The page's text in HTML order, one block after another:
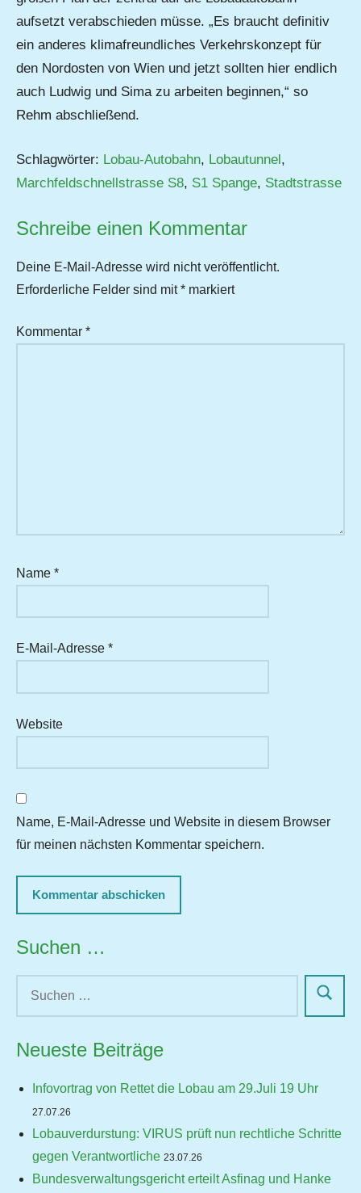
aufsetzt verabschieden müsse. „Es braucht definitiv
ein anderes klimafreundliches Verkehrskonzept für
den Nordosten von Wien und jetzt sollten hier endlich
auch Ludwig und Sima zu arbeiten beginnen,“ so
Rehm abschließend.
Schlagwörter: Lobau-Autobahn, Lobautunnel,
Marchfeldschnellstrasse S8, S1 Spange, Stadtstrasse
Schreibe einen Kommentar
Deine E-Mail-Adresse wird nicht veröffentlicht.
Erforderliche Felder sind mit* markiert
Kommentar *
Name *
E-Mail-Adresse *
Website
Name, E-Mail-Adresse und Website in diesem Browser
für meinen nächsten Kommentar speichern.
Suchen …
Neueste Beiträge
Infovortrag von Rettet die Lobau am 29.Juli 19 Uhr
27.07.26
Lobauverdurstung: VIRUS prüft nun rechtliche Schritte
gegen Verantwortliche 23.07.26
Bundesverwaltungsgericht erteilt Asfinag und Hanke